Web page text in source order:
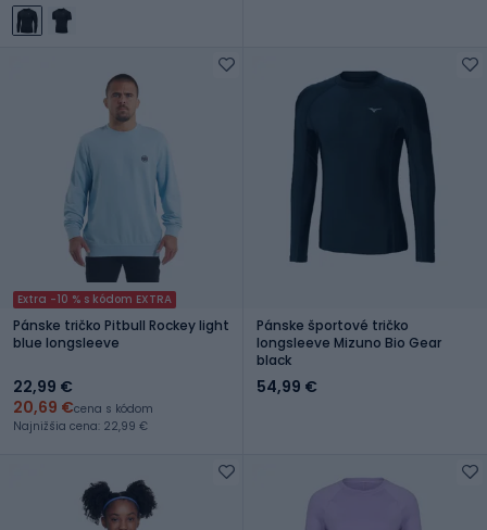
Extra -10 % s kódom EXTRA
Pánske tričko Pitbull Rockey light
blue longsleeve
22,99 €
20,69 €cena s kódom
Najnižšia cena: 22,99 €
Pánske športové tričko
longsleeve Mizuno Bio Gear
black
54,99 €